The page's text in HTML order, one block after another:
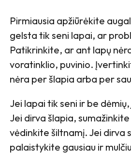
Pirmiausia apžiūrėkite
gelsta tik seni lapai, ar
Patikrinkite, ar ant lapų
voratinklio, puvinio.
nėra per šlapia arba per
Jei lapai tik seni ir be
Jei dirva šlapia,
vėdinkite šiltnamį. Jei dirva
palaistykite gausiau ir